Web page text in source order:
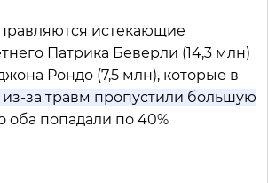
истекающие
Патрика Беверли (14,3 млн)
Рондо (7,5 млн), которые в
из-за травм пропустили большую
оба попадали по 40%